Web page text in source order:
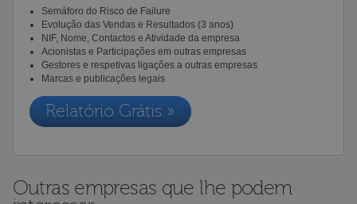
Semáforo do Risco de Failure
Evolução das Vendas e Resultados (3 anos)
NIF, Nome, Contactos e Atividade da empresa
Acionistas e Participações em outras empresas
Gestores e respetivas ligações a outras empresas
Marcas e publicações legais
Relatório Grátis »
Outras empresas que lhe podem